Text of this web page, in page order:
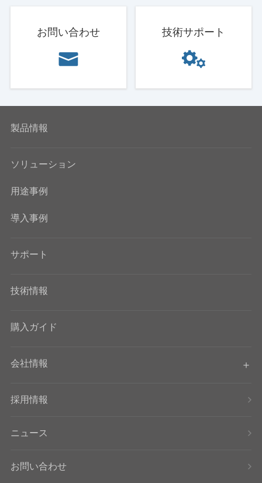
お問い合わせ 技術サポート
製品情報
ソリューション
用途事例
導入事例
サポート
技術情報
購入ガイド
会社情報
採用情報
ニュース
お問い合わせ